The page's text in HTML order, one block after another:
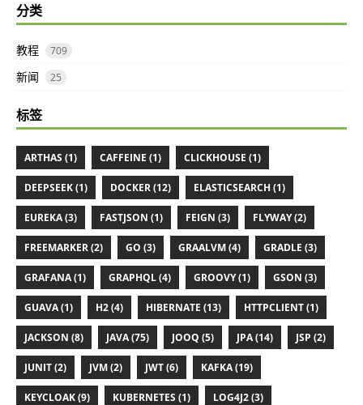
分类
教程 709
新闻 25
标签
ARTHAS (1) CAFFEINE (1) CLICKHOUSE (1)
DEEPSEEK (1) DOCKER (12) ELASTICSEARCH (1)
EUREKA (3) FASTJSON (1) FEIGN (3) FLYWAY (2)
FREEMARKER (2) GO (3) GRAALVM (4) GRADLE (3)
GRAFANA (1) GRAPHQL (4) GROOVY (1) GSON (3)
GUAVA (1) H2 (4) HIBERNATE (13) HTTPCLIENT (1)
JACKSON (8) JAVA (75) JOOQ (5) JPA (14) JSP (2)
JUNIT (2) JVM (2) JWT (6) KAFKA (19)
KEYCLOAK (9) KUBERNETES (1) LOG4J2 (3)